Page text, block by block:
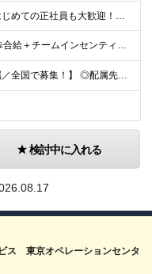
＼＼未経験歓迎！はじめての正社員も大歓迎！／／ ★業種・職種未経験歓迎 ★学歴不問 ★社会人デビュー・フリーターOK ＜応募条件＞ ■普通自動車免許（AT限定可） ＊1人1台、社用車を貸与します。
月給26万円以上＋歩合給＋チームインセンティブ＋諸手当＋残業代 ※上記は東京のみの月給です。 ┗その他エリアは、月給22万円以上となります。 ※経験・スキルを考慮の上、弊社規程により優遇いたします。
【希望を考慮し配属／全国で募集！】 ◎配属先は希望考慮 ◎転勤なし！ ★関東 ■東京 板橋区/世⽥⾕区/練⾺区/⾜⽴区/⼤⽥区/江⼾川区/多摩市 ■千葉 千葉市/船橋市/柏市 ■神奈川 横浜市/厚⽊
検討中に入れる
ス 東京オペレーションセンタ